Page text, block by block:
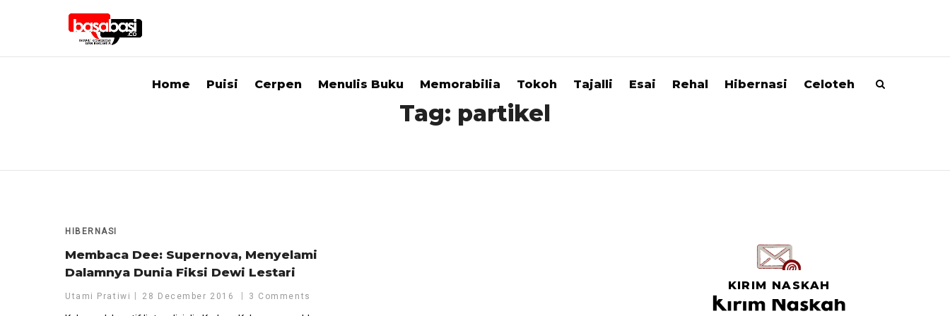
Home Puisi Cerpen Menulis Buku Memorabilia Tokoh Tajalli Esai Rehal Hibernasi Celoteh
Tag: partikel
HIBERNASI
Membaca Dee: Supernova, Menyelami
Dalamnya Dunia Fiksi Dewi Lestari
Utami Pratiwi 28 December 2016 3 Comments
KIRIM NASKAH